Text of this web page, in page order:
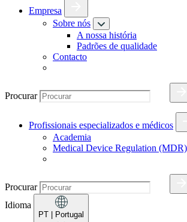
Empresa
Sobre nós
A nossa história
Padrões de qualidade
Contacto
Procurar
Profissionais especializados e médicos
Academia
Medical Device Regulation (MDR)
Procurar
Idioma
PT | Portugal